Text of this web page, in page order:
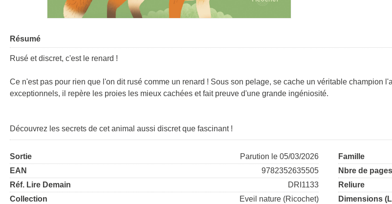
Résumé
Rusé et discret, c'est le renard !
Ce n'est pas pour rien que l'on dit rusé comme un renard ! Sous son pelage, se cache un véritable champion
exceptionnels, il repère les proies les mieux cachées et fait preuve d'une grande ingéniosité.
Découvrez les secrets de cet animal aussi discret que fascinant !
Sortie
Parution le 05/03/2026
EAN
9782352635505
Réf. Lire Demain
DRI1133
Collection
Eveil nature (Ricochet)
Famille
Nbre de pages
Reliure
Dimensions